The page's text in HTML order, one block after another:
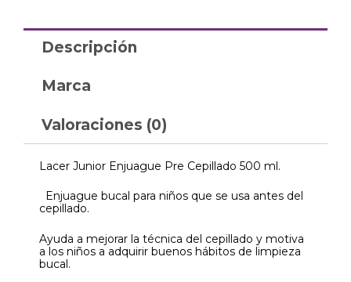
Descripción
Marca
Valoraciones (0)
Lacer Junior Enjuague Pre Cepillado 500 ml.
Enjuague bucal para niños que se usa antes del
cepillado.
Ayuda a mejorar la técnica del cepillado y motiva
a los niños a adquirir buenos hábitos de limpieza
bucal.